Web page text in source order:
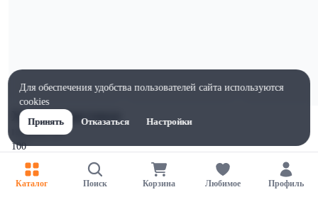
Характеристики
Ширина, мм
100
Высота, мм
100
Каталог Поиск Корзина Любимое Профиль
Для обеспечения удобства пользователей сайта используются
cookies
Принять
Отказаться Настройки